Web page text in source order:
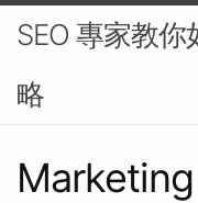
SEO 專家教你
略